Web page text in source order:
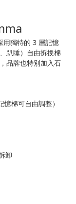
用獨特的 3 層記憶
趴睡）自由拆換棉
品牌也特別加入石
棉可自由調整）
卸